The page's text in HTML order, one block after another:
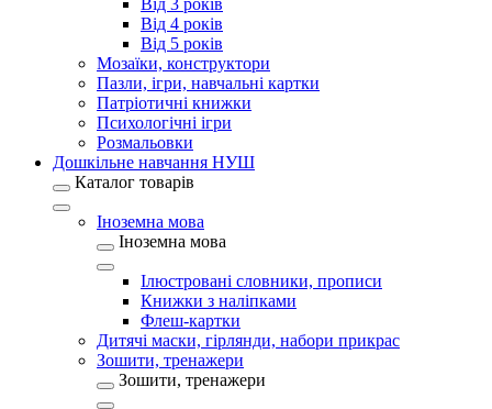
Від 3 років
Від 4 років
Від 5 років
Мозаїки, конструктори
Пазли, ігри, навчальні картки
Патріотичні книжки
Психологічні ігри
Розмальовки
Дошкільне навчання НУШ
Каталог товарів
Іноземна мова
Іноземна мова
Ілюстровані словники, прописи
Книжки з наліпками
Флеш-картки
Дитячі маски, гірлянди, набори прикрас
Зошити, тренажери
Зошити, тренажери